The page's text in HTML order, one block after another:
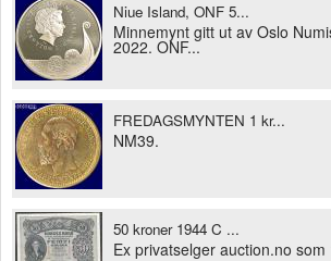
Niue Island, ONF 5...
Minnemynt gitt ut av Oslo
2022. ONF...
FREDAGSMYNTEN 1 kr...
NM39.
50 kroner 1944 C ...
Ex privatselger auction.no som